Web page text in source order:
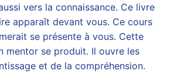
vers la connaissance. Ce livre
apparaît devant vous. Ce cours
se présente à vous. Cette
mentor se produit. Il ouvre les
et de la compréhension.